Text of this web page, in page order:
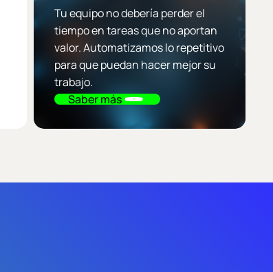
Tu equipo no debería perder el
tiempo en tareas que no aportan
valor. Automatizamos lo repetitivo
para que puedan hacer mejor su
trabajo.
Saber más